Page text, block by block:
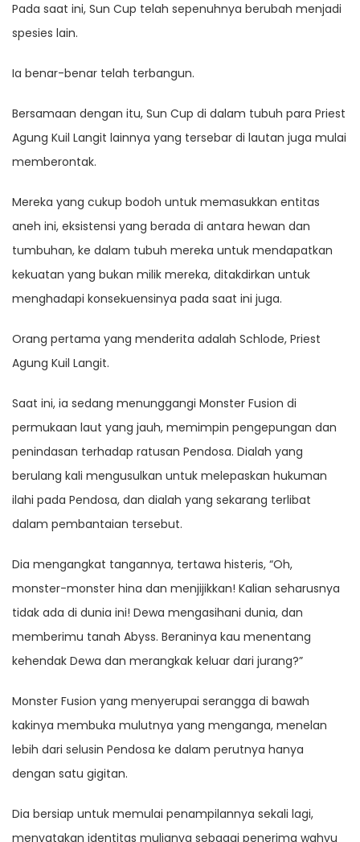
Pada saat ini, Sun Cup telah sepenuhnya berubah menjadi
spesies lain.
Ia benar-benar telah terbangun.
Bersamaan dengan itu, Sun Cup di dalam tubuh para Priest
Agung Kuil Langit lainnya yang tersebar di lautan juga mulai
memberontak.
Mereka yang cukup bodoh untuk memasukkan entitas
aneh ini, eksistensi yang berada di antara hewan dan
tumbuhan, ke dalam tubuh mereka untuk mendapatkan
kekuatan yang bukan milik mereka, ditakdirkan untuk
menghadapi konsekuensinya pada saat ini juga.
Orang pertama yang menderita adalah Schlode, Priest
Agung Kuil Langit.
Saat ini, ia sedang menunggangi Monster Fusion di
permukaan laut yang jauh, memimpin pengepungan dan
penindasan terhadap ratusan Pendosa. Dialah yang
berulang kali mengusulkan untuk melepaskan hukuman
ilahi pada Pendosa, dan dialah yang sekarang terlibat
dalam pembantaian tersebut.
Dia mengangkat tangannya, tertawa histeris, “Oh,
monster-monster hina dan menjijikkan! Kalian seharusnya
tidak ada di dunia ini! Dewa mengasihani dunia, dan
memberimu tanah Abyss. Beraninya kau menentang
kehendak Dewa dan merangkak keluar dari jurang?”
Monster Fusion yang menyerupai serangga di bawah
kakinya membuka mulutnya yang menganga, menelan
lebih dari selusin Pendosa ke dalam perutnya hanya
dengan satu gigitan.
Dia bersiap untuk memulai penampilannya sekali lagi,
menyatakan identitas mulianya sebagai penerima wahyu